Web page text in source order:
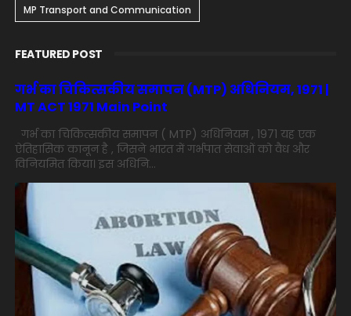
MP Transport and Communication
FEATURED POST
गर्भ का चिकित्सकीय समापन (MTP) अधिनियम, 1971 |
MT ACT 1971 Main Point
गर्भ का चिकित्सकीय समापन ( MTP) अधिनियम , 1971 यह एक
ऐतिहासिक कानून है , जिसने भारत में गर्भपात सेवाओं को वैध और
विनियमित किया। इस अधिनि...